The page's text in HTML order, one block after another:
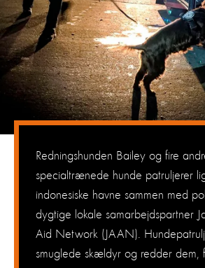
Redningshunden Bailey og fire
specialtrænede hunde patruljerer
indonesiske havne sammen med
dygtige lokale samarbejdspartner
Aid Network (JAAN).
smuglede skældyr og redder dem,